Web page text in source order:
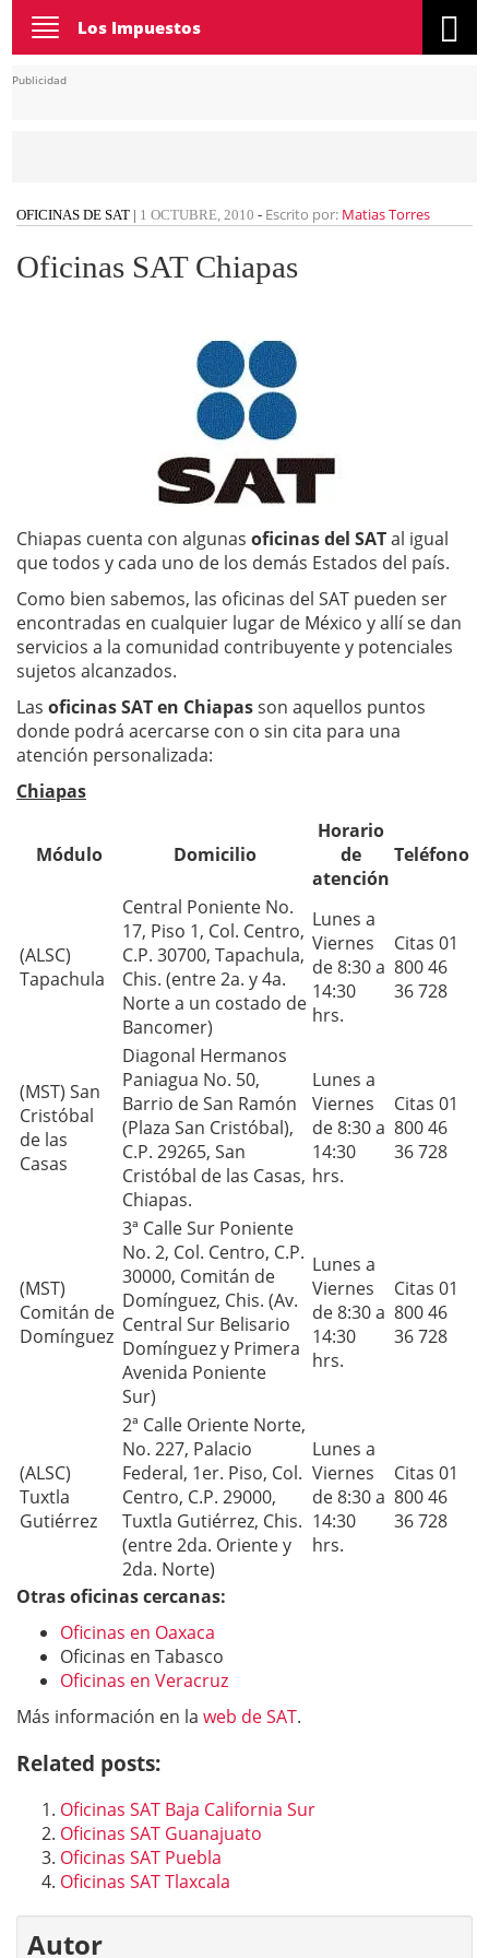
Toggle
navigation
Los Impuestos
Publicidad
OFICINAS DE SAT | 1 OCTUBRE, 2010 - Escrito por: Matias Torres
Oficinas SAT Chiapas
Chiapas cuenta con algunas oficinas del SATal igual
que todos y cada uno de los demás Estados del país.
Como bien sabemos, las oficinas del SAT pueden ser
encontradas en cualquier lugar de México y allí se dan
servicios a la comunidad contribuyente y potenciales
sujetos alcanzados.
Las oficinas SAT en Chiapasson aquellos puntos
donde podrá acercarse con o sin cita para una
atención personalizada:
Chiapas
Módulo Domicilio
Horario
de
atención
Teléfono
(ALSC)
Tapachula
Central Poniente No.
17, Piso 1, Col. Centro,
C.P. 30700, Tapachula,
Chis. (entre 2a. y 4a.
Norte a un costado de
Bancomer)
Lunes a
Viernes
de 8:30 a
14:30
hrs.
Citas 01
800 46
36 728
(MST) San
Cristóbal
de las
Casas
Diagonal Hermanos
Paniagua No. 50,
Barrio de San Ramón
(Plaza San Cristóbal),
C.P. 29265, San
Cristóbal de las Casas,
Chiapas.
Lunes a
Viernes
de 8:30 a
14:30
hrs.
Citas 01
800 46
36 728
(MST)
Comitán de
Domínguez
3ª Calle Sur Poniente
No. 2, Col. Centro, C.P.
30000, Comitán de
Domínguez, Chis. (Av.
Central Sur Belisario
Domínguez y Primera
Avenida Poniente
Sur)
Lunes a
Viernes
de 8:30 a
14:30
hrs.
Citas 01
800 46
36 728
(ALSC)
Tuxtla
Gutiérrez
2ª Calle Oriente Norte,
No. 227, Palacio
Federal, 1er. Piso, Col.
Centro, C.P. 29000,
Tuxtla Gutiérrez, Chis.
(entre 2da. Oriente y
2da. Norte)
Lunes a
Viernes
de 8:30 a
14:30
hrs.
Citas 01
800 46
36 728
Otras oficinas cercanas:
Oficinas en Oaxaca
Oficinas en Tabasco
Oficinas en Veracruz
Más información en la web de SAT.
Related posts:
Oficinas SAT Baja California Sur
Oficinas SAT Guanajuato
Oficinas SAT Puebla
Oficinas SAT Tlaxcala
Autor